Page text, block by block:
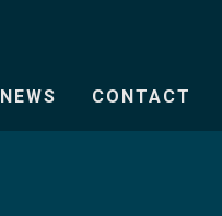
NEWS CONTACT